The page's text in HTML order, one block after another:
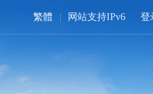
登
网站支持IPv6
繁體